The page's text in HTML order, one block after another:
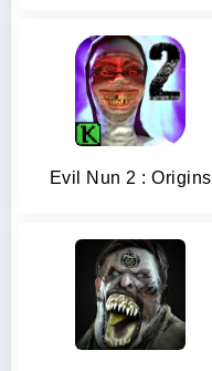
Evil Nun 2 : Origins